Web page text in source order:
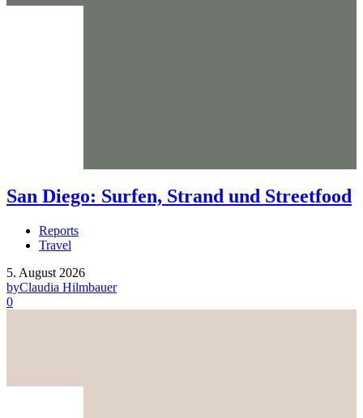
San Diego: Surfen, Strand und Streetfood
Reports
Travel
5. August 2026
byClaudia Hilmbauer
0